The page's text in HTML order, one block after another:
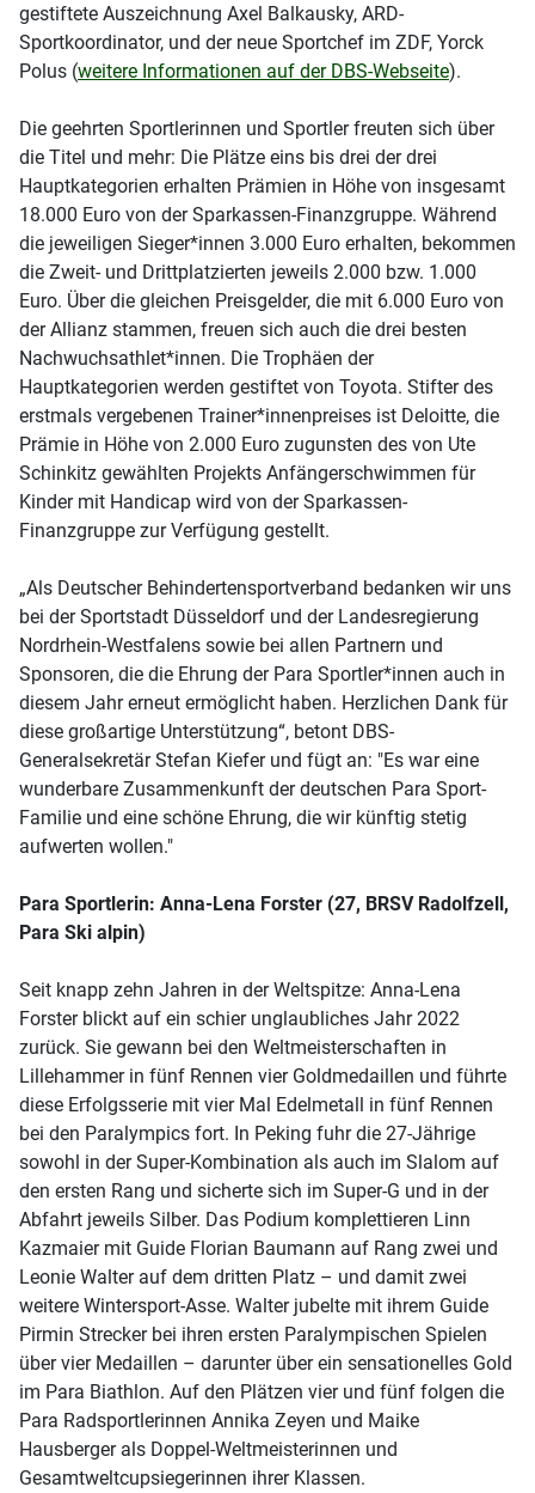
gestiftete Auszeichnung Axel Balkausky, ARD-
Sportkoordinator, und der neue Sportchef im ZDF, Yorck
Polus (weitere Informationen auf der DBS-Webseite).
Die geehrten Sportlerinnen und Sportler freuten sich über
die Titel und mehr: Die Plätze eins bis drei der drei
Hauptkategorien erhalten Prämien in Höhe von insgesamt
18.000 Euro von der Sparkassen-Finanzgruppe. Während
die jeweiligen Sieger*innen 3.000 Euro erhalten, bekommen
die Zweit- und Drittplatzierten jeweils 2.000 bzw. 1.000
Euro. Über die gleichen Preisgelder, die mit 6.000 Euro von
der Allianz stammen, freuen sich auch die drei besten
Nachwuchsathlet*innen. Die Trophäen der
Hauptkategorien werden gestiftet von Toyota. Stifter des
erstmals vergebenen Trainer*innenpreises ist Deloitte, die
Prämie in Höhe von 2.000 Euro zugunsten des von Ute
Schinkitz gewählten Projekts Anfängerschwimmen für
Kinder mit Handicap wird von der Sparkassen-
Finanzgruppe zur Verfügung gestellt.
„Als Deutscher Behindertensportverband bedanken wir uns
bei der Sportstadt Düsseldorf und der Landesregierung
Nordrhein-Westfalens sowie bei allen Partnern und
Sponsoren, die die Ehrung der Para Sportler*innen auch in
diesem Jahr erneut ermöglicht haben. Herzlichen Dank für
diese großartige Unterstützung“, betont DBS-
Generalsekretär Stefan Kiefer und fügt an: "Es war eine
wunderbare Zusammenkunft der deutschen Para Sport-
Familie und eine schöne Ehrung, die wir künftig stetig
aufwerten wollen."
Para Sportlerin: Anna-Lena Forster (27, BRSV Radolfzell,
Para Ski alpin)
Seit knapp zehn Jahren in der Weltspitze: Anna-Lena
Forster blickt auf ein schier unglaubliches Jahr 2022
zurück. Sie gewann bei den Weltmeisterschaften in
Lillehammer in fünf Rennen vier Goldmedaillen und führte
diese Erfolgsserie mit vier Mal Edelmetall in fünf Rennen
bei den Paralympics fort. In Peking fuhr die 27-Jährige
sowohl in der Super-Kombination als auch im Slalom auf
den ersten Rang und sicherte sich im Super-G und in der
Abfahrt jeweils Silber. Das Podium komplettieren Linn
Kazmaier mit Guide Florian Baumann auf Rang zwei und
Leonie Walter auf dem dritten Platz – und damit zwei
weitere Wintersport-Asse. Walter jubelte mit ihrem Guide
Pirmin Strecker bei ihren ersten Paralympischen Spielen
über vier Medaillen – darunter über ein sensationelles Gold
im Para Biathlon. Auf den Plätzen vier und fünf folgen die
Para Radsportlerinnen Annika Zeyen und Maike
Hausberger als Doppel-Weltmeisterinnen und
Gesamtweltcupsiegerinnen ihrer Klassen.